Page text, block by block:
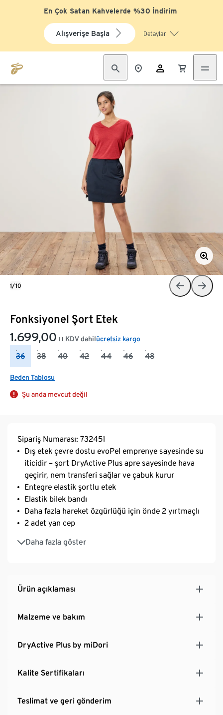
En Çok Satan Kahvelerde %30 İndirim
Alışverişe Başla Detaylar
Fonksiyonel Şort Etek
1.699,00 TL KDV dahilücretsiz kargo
36 38 40 42 44 46 48
Beden Tablosu
Şu anda mevcut değil
1/10
Sipariş Numarası: 732451
Dış etek çevre dostu evoPel emprenye sayesinde su
iticidir – şort DryActive Plus apre sayesinde hava
geçirir, nem transferi sağlar ve çabuk kurur
Entegre elastik şortlu etek
Elastik bilek bandı
Daha fazla hareket özgürlüğü için önde 2 yırtmaçlı
2 adet yan cep
Daha fazla göster
1 adet arka cep
Hafif, elastik ve dayanıklı malzeme – açık hava
Ürün açıklaması
Malzeme ve bakım
DryActive Plus by miDori
Kalite Sertifikaları
Teslimat ve geri gönderim